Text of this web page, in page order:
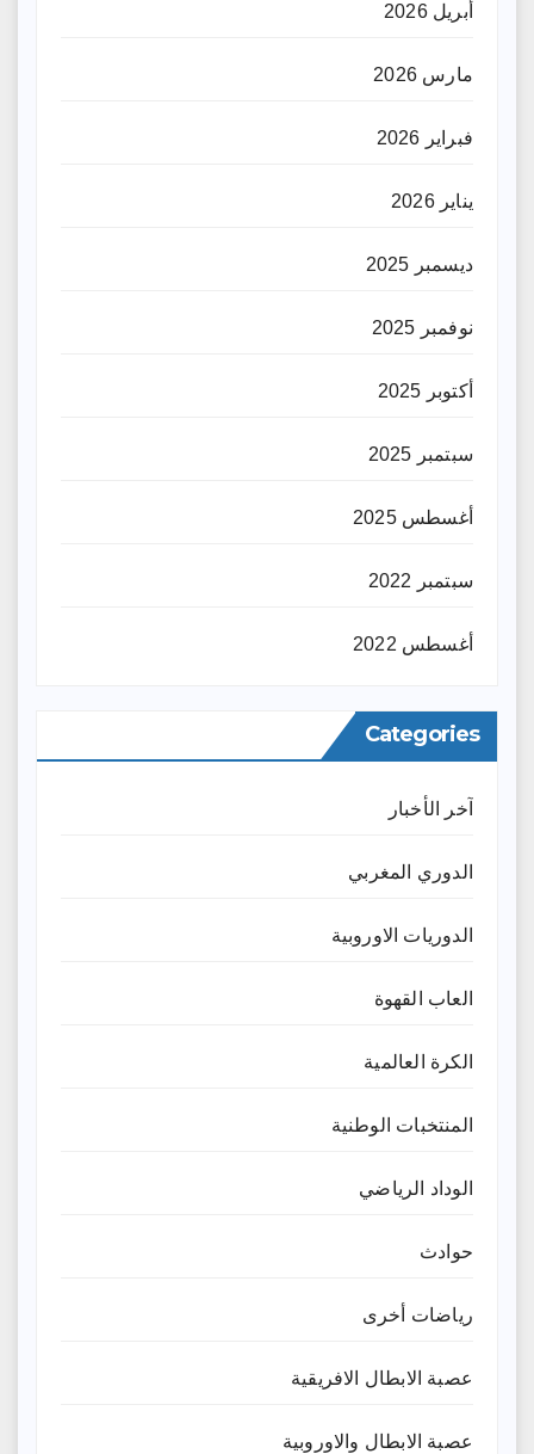
أبريل 2026
مارس 2026
فبراير 2026
يناير 2026
ديسمبر 2025
نوفمبر 2025
أكتوبر 2025
سبتمبر 2025
أغسطس 2025
سبتمبر 2022
أغسطس 2022
Categories
آخر الأخبار
الدوري المغربي
الدوريات الاوروبية
العاب القهوة
الكرة العالمية
المنتخبات الوطنية
الوداد الرياضي
حوادث
رياضات أخرى
عصبة الابطال الافريقية
عصبة الابطال والاوروبية